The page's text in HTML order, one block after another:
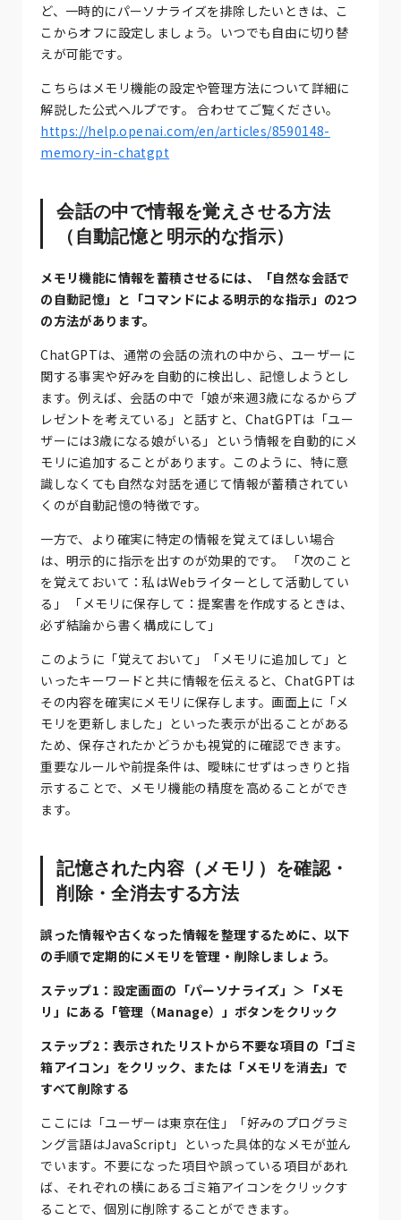
ど、一時的にパーソナライズを排除したいときは、こ
こからオフに設定しましょう。いつでも自由に切り替
えが可能です。
こちらはメモリ機能の設定や管理方法について詳細に
解説した公式ヘルプです。 合わせてご覧ください。
https://help.openai.com/en/articles/8590148-
memory-in-chatgpt
会話の中で情報を覚えさせる方法
（自動記憶と明示的な指示）
メモリ機能に情報を蓄積させるには、「自然な会話で
の自動記憶」と「コマンドによる明示的な指示」の2つ
の方法があります。
ChatGPTは、通常の会話の流れの中から、ユーザーに
関する事実や好みを自動的に検出し、記憶しようとし
ます。例えば、会話の中で「娘が来週3歳になるからプ
レゼントを考えている」と話すと、ChatGPTは「ユー
ザーには3歳になる娘がいる」という情報を自動的にメ
モリに追加することがあります。このように、特に意
識しなくても自然な対話を通じて情報が蓄積されてい
くのが自動記憶の特徴です。
一方で、より確実に特定の情報を覚えてほしい場合
は、明示的に指示を出すのが効果的です。 「次のこと
を覚えておいて：私はWebライターとして活動してい
る」 「メモリに保存して：提案書を作成するときは、
必ず結論から書く構成にして」
このように「覚えておいて」「メモリに追加して」と
いったキーワードと共に情報を伝えると、ChatGPTは
その内容を確実にメモリに保存します。画面上に「メ
モリを更新しました」といった表示が出ることがある
ため、保存されたかどうかも視覚的に確認できます。
重要なルールや前提条件は、曖昧にせずはっきりと指
示することで、メモリ機能の精度を高めることができ
ます。
記憶された内容（メモリ）を確認・
削除・全消去する方法
誤った情報や古くなった情報を整理するために、以下
の手順で定期的にメモリを管理・削除しましょう。
ステップ1：設定画面の「パーソナライズ」＞「メモ
リ」にある「管理（Manage）」ボタンをクリック
ステップ2：表示されたリストから不要な項目の「ゴミ
箱アイコン」をクリック、または「メモリを消去」で
すべて削除する
ここには「ユーザーは東京在住」「好みのプログラミ
ング言語はJavaScript」といった具体的なメモが並ん
でいます。不要になった項目や誤っている項目があれ
ば、それぞれの横にあるゴミ箱アイコンをクリックす
ることで、個別に削除することができます。